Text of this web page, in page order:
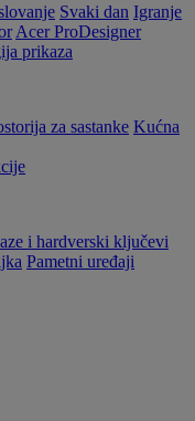
Svaki dan Igranje
Acer ProDesigner
prikaza
za sastanke Kućna
i hardverski ključevi
Pametni uređaji